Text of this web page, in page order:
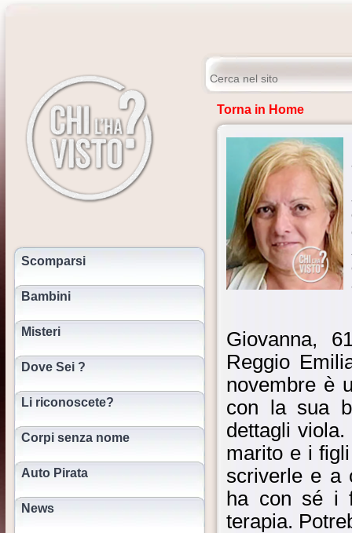
Scomparsi
Bambini
Misteri
Dove Sei ?
Li riconoscete?
Corpi senza nome
Auto Pirata
News
Torna in Home
Giovanna,
Reggio
novembre è
con la sua
dettagli
marito e i
scriverle e a
ha con sé i
terapia.